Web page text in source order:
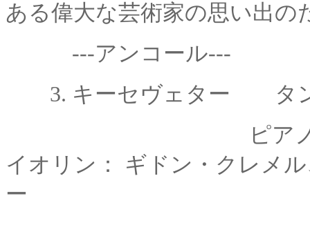
ある偉大な芸術家の思い出の
---アンコール---
3. キーセヴェター タ
ピアノ： マルタ
イオリン： ギドン・クレメ
ー